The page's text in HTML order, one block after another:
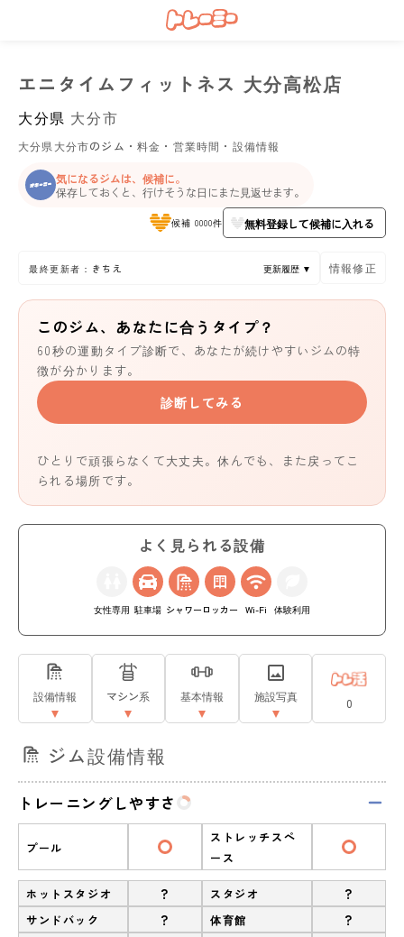
エニタイムフィットネス 大分高松店
大分県 大分市
大分県大分市のジム・料金・営業時間・設備情報
気になるジムは、候補に。
保存しておくと、行けそうな日にまた見返せます。
候補 0000件 無料登録して候補に入れる
最終更新者：きちえ 更新履歴 ▼ 情報修正
このジム、あなたに合うタイプ？
60秒の運動タイプ診断で、あなたが続けやすいジムの特
徴が分かります。
診断してみる
ひとりで頑張らなくて大丈夫。休んでも、また戻ってこ
られる場所です。
よく見られる設備
女性専用 駐車場 シャワー ロッカー Wi-Fi 体験利用
設備情報 マシン系 基本情報 施設写真 0
ジム設備情報
トレーニングしやすさ
プール
ストレッチスペ
ース
ホットスタジオ ? スタジオ ?
サンドバック ? 体育館 ?